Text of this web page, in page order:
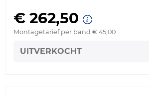
€ 262,50
Montagetarief per band € 45,00
UITVERKOCHT